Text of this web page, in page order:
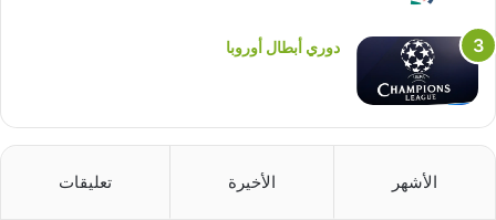
دوري أبطال أوروبا
الأشهر الأخيرة تعليقات